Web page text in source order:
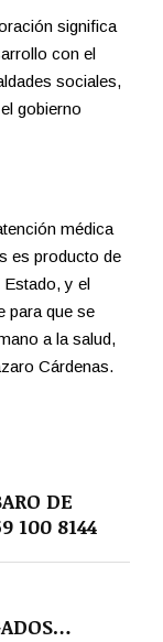
significa
con el
sociales,
gobierno
médica
es producto de
Estado, y el
para que se
a la salud,
Cárdenas.
DE
100 8144